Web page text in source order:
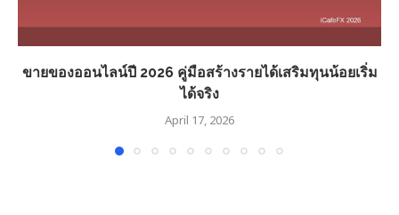
ขายของออนไลน์ปี 2026 คู่มือสร้างรายได้เสริมทุนน้อยเริ่ม
ได้จริง
April 17, 2026